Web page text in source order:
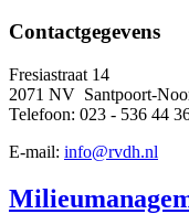
Contactgegevens
Fresiastraat 14
2071 NV Santpoort-
Telefoon: 023 - 536 44
E-mail: info@rvdh.nl